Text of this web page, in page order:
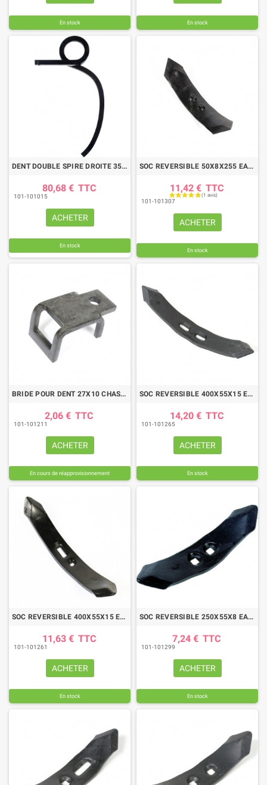
En stock En stock
DENT DOUBLE SPIRE DROITE 35X35 D 635MM BIANCHI
80,68 € TTC
101-101015
ACHETER
En stock
SOC REVERSIBLE 50X8X255 EA35 HUARD ORIGINE 681004
11,42 € TTC
101-101307
ACHETER
En stock
BRIDE POUR DENT 27X10 CHASSIS 40X10
2,06 € TTC
101-101211
ACHETER
En cours de réapprovisionnement
SOC REVERSIBLE 400X55X15 EA45/75
14,20 € TTC
101-101265
ACHETER
En stock
SOC REVERSIBLE 400X55X15 EA45/60
11,63 € TTC
101-101261
ACHETER
En stock
SOC REVERSIBLE 250X55X8 EA35
7,24 € TTC
101-101299
ACHETER
En stock